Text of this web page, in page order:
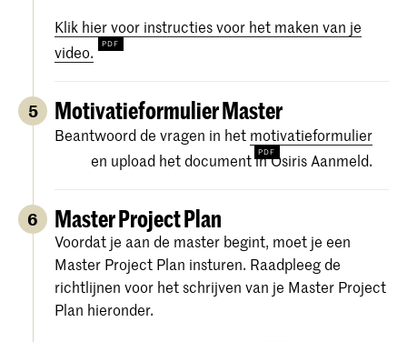
Klik hier voor instructies voor het maken van je
video.
5 Motivatieformulier Master
Beantwoord de vragen in het motivatieformulier
en upload het document in Osiris Aanmeld.
6 Master Project Plan
Voordat je aan de master begint, moet je een
Master Project Plan insturen. Raadpleeg de
richtlijnen voor het schrijven van je Master Project
Plan hieronder.